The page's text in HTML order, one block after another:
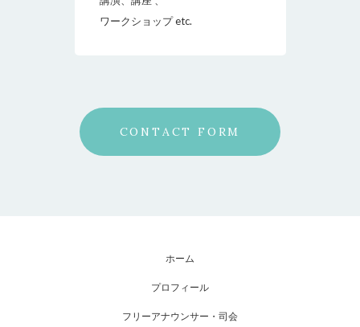
ワークショップ etc.
CONTACT FORM
ホーム
プロフィール
フリーアナウンサー・司会